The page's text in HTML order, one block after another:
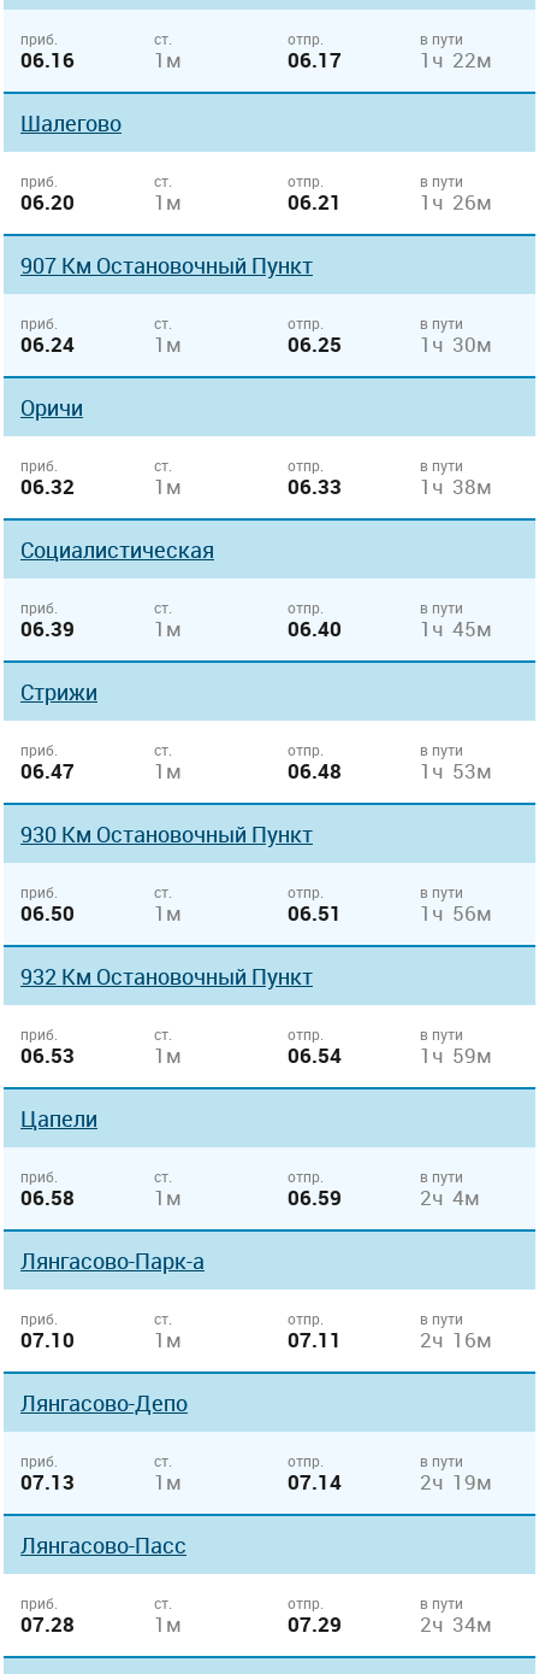
приб.
06.16
ст.
1м
отпр.
06.17
в пути
1ч 22м
Шалегово
приб.
06.20
ст.
1м
отпр.
06.21
в пути
1ч 26м
907 Км Остановочный Пункт
приб.
06.24
ст.
1м
отпр.
06.25
в пути
1ч 30м
Оричи
приб.
06.32
ст.
1м
отпр.
06.33
в пути
1ч 38м
Социалистическая
приб.
06.39
ст.
1м
отпр.
06.40
в пути
1ч 45м
Стрижи
приб.
06.47
ст.
1м
отпр.
06.48
в пути
1ч 53м
930 Км Остановочный Пункт
приб.
06.50
ст.
1м
отпр.
06.51
в пути
1ч 56м
932 Км Остановочный Пункт
приб.
06.53
ст.
1м
отпр.
06.54
в пути
1ч 59м
Цапели
приб.
06.58
ст.
1м
отпр.
06.59
в пути
2ч 4м
Лянгасово-Парк-а
приб.
07.10
ст.
1м
отпр.
07.11
в пути
2ч 16м
Лянгасово-Депо
приб.
07.13
ст.
1м
отпр.
07.14
в пути
2ч 19м
Лянгасово-Пасс
приб.
07.28
ст.
1м
отпр.
07.29
в пути
2ч 34м